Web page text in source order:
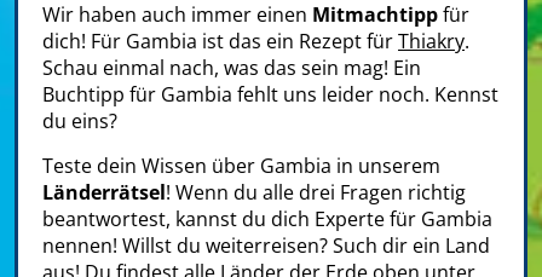
Wir haben auch immer einen Mitmachtippfür
dich! Für Gambia ist das ein Rezept fürThiakry.
Schau einmal nach, was das sein mag! Ein
Buchtipp für Gambia fehlt uns leider noch. Kennst
du eins?
Teste dein Wissen über Gambia in unserem
Länderrätsel! Wenn du alle drei Fragen richtig
beantwortest, kannst du dich Experte für Gambia
nennen! Willst du weiterreisen? Such dir ein Land